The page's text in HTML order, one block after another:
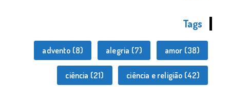
Tags
advento (8) alegria (7) amor (38)
ciência (21) ciência e religião (42)